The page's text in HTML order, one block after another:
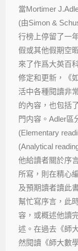
當Mortimer
(由Simon &
行榜上停留了一
假或其他假期空
來了作爲大英百
修定和更新，《
活中各種閱讀非
的內容，也包括
門内容。Adler區
(Elementary
(Analytical
他給讀者關於序
所寫，則在精心
及預期讀者讀此
幫忙寫序言，此
容，或概述他讀
述。在過去《師
然閱讀《師大數